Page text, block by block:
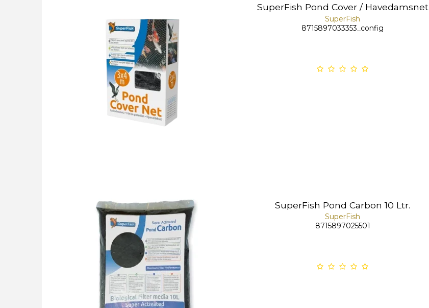
SuperFish Pond Cover / Havedamsnet
SuperFish
8715897033353_config
SuperFish Pond Carbon 10 Ltr.
SuperFish
8715897025501